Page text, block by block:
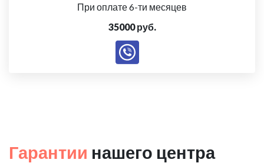
При оплате 6-ти месяцев
35000 руб.
Гарантии нашего центра